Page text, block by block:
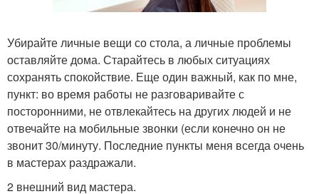
Убирайте личные вещи со стола, а личные проблемы
оставляйте дома. Старайтесь в любых ситуациях
сохранять спокойствие. Еще один важный, как по мне,
пункт: во время работы не разговаривайте с
посторонними, не отвлекайтесь на других людей и не
отвечайте на мобильные звонки (если конечно он не
звонит 30/минуту. Последние пункты меня всегда очень
в мастерах раздражали.
2 внешний вид мастера.